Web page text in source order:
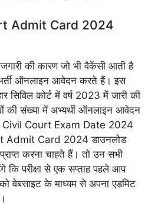
Admit Card 2024
की कारण जो भी वैकेंसी आती है
ऑनलाइन आवेदन करते हैं। इस
सिविल कोर्ट में वर्ष 2023 में जारी की
की संख्या में अभ्यर्थी ऑनलाइन आवेदन
Court Exam Date 2024
Admit Card 2024 डाउनलोड
करना चाहते हैं। तो उन सभी
कि परीक्षा से एक सप्ताह पहले आप
वेबसाइट के माध्यम से अपना एडमिट